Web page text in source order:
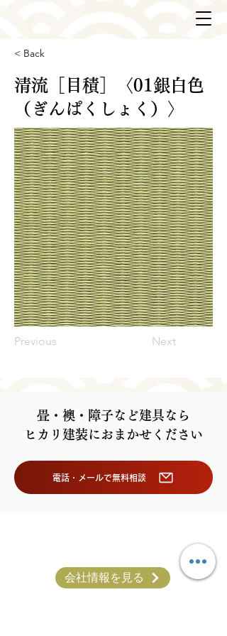
< Back
清流［目積］〈01銀白色
（ぎんぱくしょく）〉
Previous Next
畳・襖・障子など建具なら
ヒカリ建装におまかせください
電話・メールで無料相談
会社情報を見る